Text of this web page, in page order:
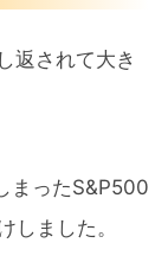
返されて大き
まったS&P500
しました。